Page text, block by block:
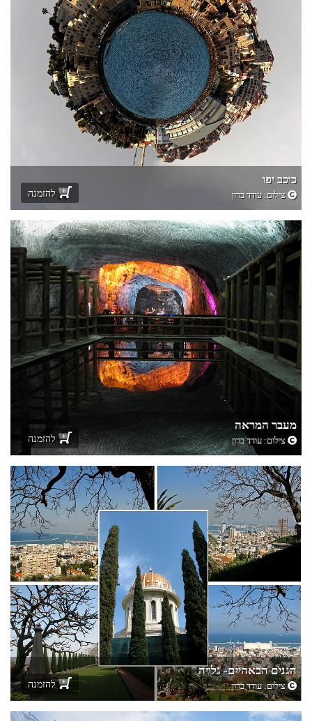
כוכב יפו
צילום:עודד ברון להזמנה
מעבר המראה
צילום: עודד ברון להזמנה
הגנים הבאהיים- גלויה
צילום:עודד ברון להזמנה